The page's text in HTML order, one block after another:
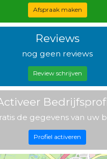
Afspraak maken
Reviews
nog geen reviews
Review schrijven
de gegevens van uw
Profiel activeren